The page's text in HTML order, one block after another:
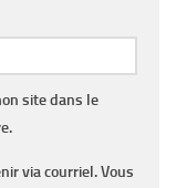
site dans le
via courriel. Vous